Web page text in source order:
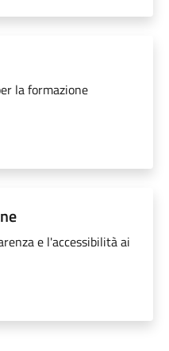
la formazione
e l'accessibilità ai